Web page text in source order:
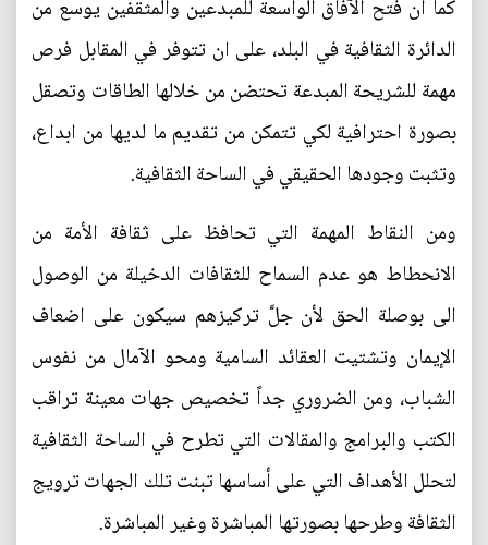
كما ان فتح الآفاق الواسعة للمبدعين والمثقفين يوسع من
الدائرة الثقافية في البلد، على ان تتوفر في المقابل فرص
مهمة للشريحة المبدعة تحتضن من خلالها الطاقات وتصقل
بصورة احترافية لكي تتمكن من تقديم ما لديها من ابداع،
وتثبت وجودها الحقيقي في الساحة الثقافية.
ومن النقاط المهمة التي تحافظ على ثقافة الأمة من
الانحطاط هو عدم السماح للثقافات الدخيلة من الوصول
الى بوصلة الحق لأن جلَّ تركيزهم سيكون على اضعاف
الإيمان وتشتيت العقائد السامية ومحو الآمال من نفوس
الشباب، ومن الضروري جداً تخصيص جهات معينة تراقب
الكتب والبرامج والمقالات التي تطرح في الساحة الثقافية
لتحلل الأهداف التي على أساسها تبنت تلك الجهات ترويج
الثقافة وطرحها بصورتها المباشرة وغير المباشرة.